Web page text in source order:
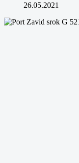
26.05.2021